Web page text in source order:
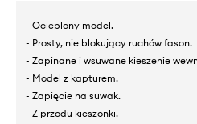
- Ocieplony model.
- Prosty, nie blokujący ruchów fason.
- Zapinane i wsuwane kieszenie
- Model z kapturem.
- Zapięcie na suwak.
- Z przodu kieszonki.